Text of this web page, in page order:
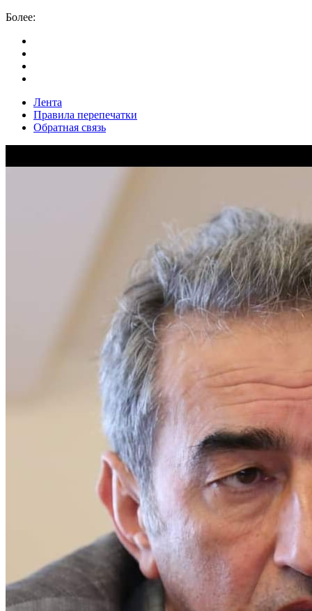
Более:
Лента
Правила перепечатки
Обратная связь